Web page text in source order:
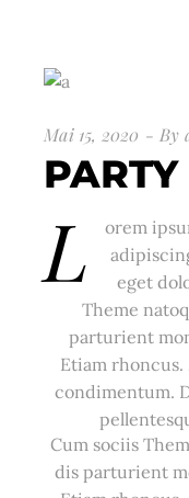
Mai 15, 2020 By
L
orem
eget
Theme
parturient
Etiam rhoncus.
condimentum.
Cum sociis
dis parturient